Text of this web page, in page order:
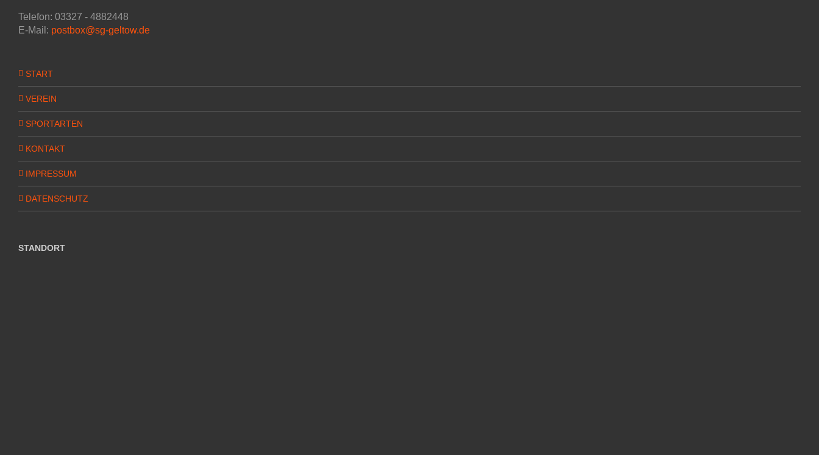
Telefon: 03327 - 4882448
E-Mail: postbox@sg-geltow.de
START
VEREIN
SPORTARTEN
KONTAKT
IMPRESSUM
DATENSCHUTZ
STANDORT